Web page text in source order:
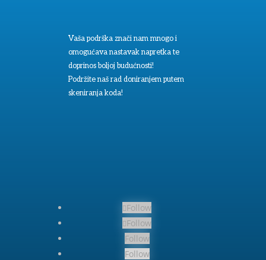
Vaša podrška znači nam mnogo i
omogućava nastavak napretka te
doprinos boljoj budućnosti!
Podržite naš rad doniranjem putem
skeniranja koda!
Follow
Follow
Follow
Follow